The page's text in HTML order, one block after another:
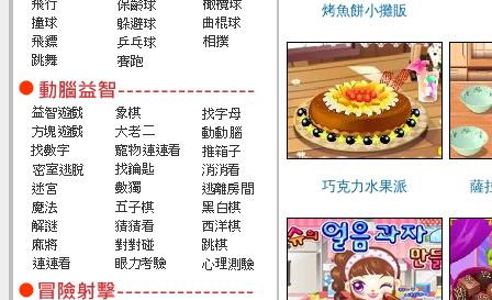
烤魚餅小攤販
巧克力水果派 薩